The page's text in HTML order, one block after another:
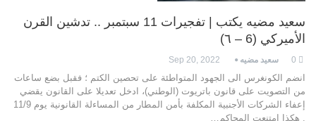
سعيد مضيه يكتب | تفجيرات 11 سبتمبر .. تدشين القرن
الأميركي (6 – ٦)
سعيد مضيه Sep 20, 2022
انضم الكونغرس الى الجهود المتواطئة على تحصين الكتم ؛ فقبل بضع ساعات
من التصويت على قانون باتريوت (الوطني)، ادخل تعديلا على القانون يقضي
إعفاء الشركات الأجنبية المكلفة بأمن المطار من المساءلة القانونية يوم 11/9
. هكذا امتنعت المحاكم…